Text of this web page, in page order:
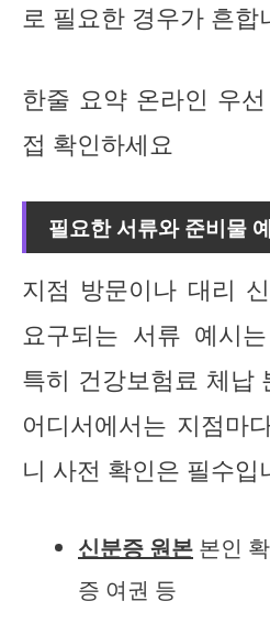
로 필요한 경우가 흔합
한줄 요약 온라인 우
접 확인하세요
필요한 서류와 준비물
지점 방문이나 대리
요구되는 서류 예시
특히 건강보험료 체납
어디서에서는 지점마
니 사전 확인은 필수입
신분증 원본 본인
증 여권 등